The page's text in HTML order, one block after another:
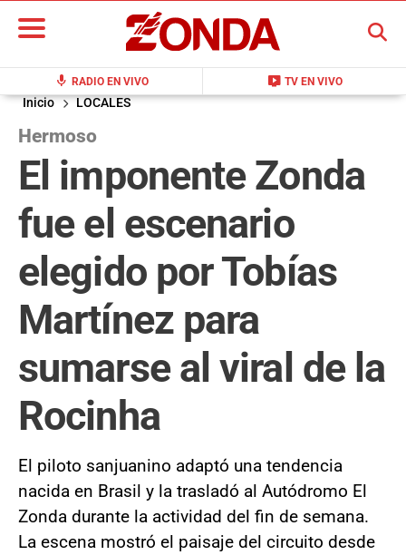
mic RADIO EN VIVO live_tv TV EN VIVO
BUSCAR
Inicio LOCALES
Hermoso
El imponente Zonda
fue el escenario
elegido por Tobías
Martínez para
sumarse al viral de la
Rocinha
El piloto sanjuanino adaptó una tendencia
nacida en Brasil y la trasladó al Autódromo El
Zonda durante la actividad del fin de semana.
La escena mostró el paisaje del circuito desde